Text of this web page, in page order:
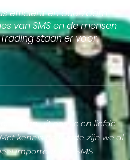
efficient en duurzaam
van SMS en de mensen
staan er voor.
ontstaan uit passie en liefde
kennis en kunde zijn we al
importeur van SMS